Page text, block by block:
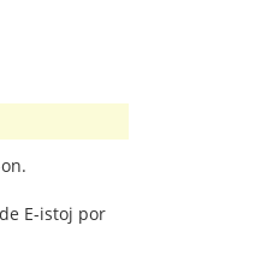
E-istoj por